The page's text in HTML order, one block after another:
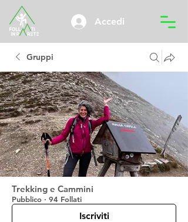
Accedi
Gruppi
Trekking e Cammini
Pubblico · 94 Follati
Iscriviti